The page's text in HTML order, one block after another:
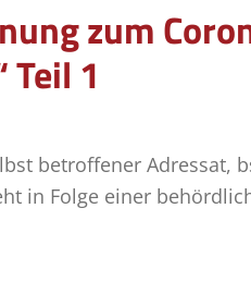
zum
1
betroffener Adressat,
in Folge einer